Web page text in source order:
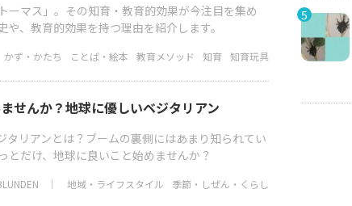
ーマス」。その知育・教育的効果が今注目を集め
、教育的効果を持つ理由を紹介します。
かず・かたち ことば・絵本 教育メソッド 知育 知育玩具
せんか？地球に優しいベジタリアン
リアンとは？ブームの裏側にはあまり知られてい
だけ、地球に良いこと始めませんか？
地域・ライフスタイル 季節・しぜん・くらし
5